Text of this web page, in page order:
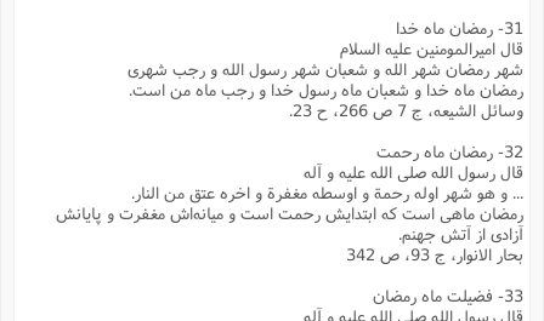
31- رمضان ماه خدا
قال امیرالمومنین علیه السلام
شهر رمضان شهر الله و شعبان شهر رسول الله و رجب شهری
رمضان ماه خدا و شعبان ماه رسول خدا و رجب ماه من است.
وسائل الشیعه، ج 7 ص 266، ح 23.
32- رمضان ماه رحمت
قال رسول الله صلی الله علیه و آله
... و هو شهر اوله رحمة و اوسطه مغفرة و اخره عتق من النار.
رمضان ماهی است که ابتدایش رحمت است و میانه‌اش مغفرت و پایانش
آزادی از آتش جهنم.
بحار الانوار، ج 93، ص 342
33- فضیلت ماه رمضان
قال رسول الله صلی الله علیه و آله